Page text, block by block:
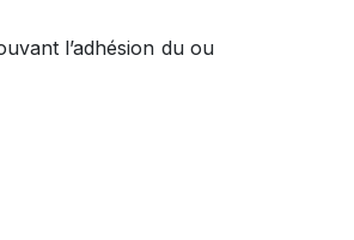
l’adhésion du ou